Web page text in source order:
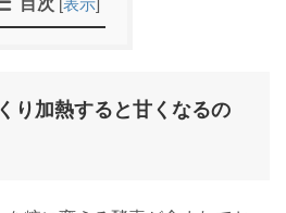
目次 [表示]
り加熱すると甘くなるの